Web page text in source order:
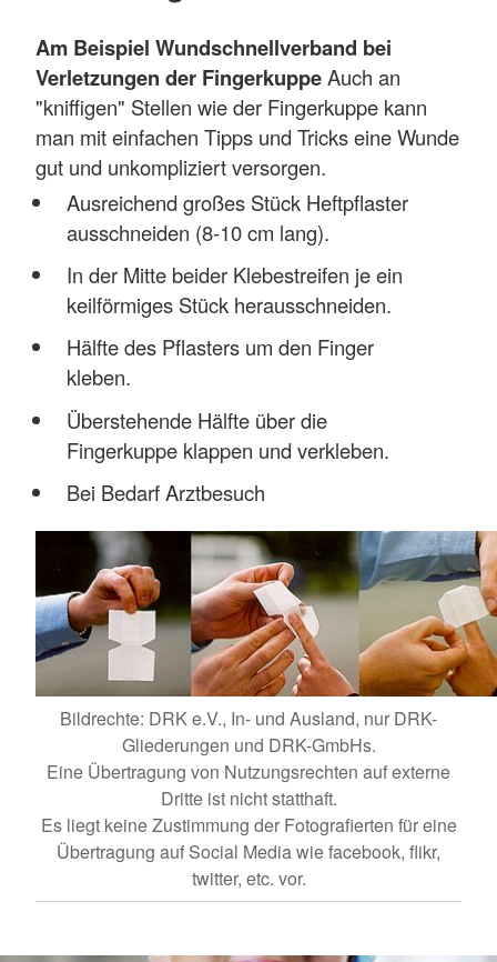
Bildrechte: DRK e.V., In- und Ausland, nur DRK-
Gliederungen und DRK-GmbHs.
Eine Übertragung von Nutzungsrechten auf externe
Dritte ist nicht statthaft.
Es liegt keine Zustimmung der Fotografierten für eine
Übertragung auf Social Media wie facebook, flikr,
twitter, etc. vor.
Am Beispiel Wundschnellverband bei
Verletzungen der FingerkuppeAuch an
"kniffigen" Stellen wie der Fingerkuppe kann
man mit einfachen Tipps und Tricks eine Wunde
gut und unkompliziert versorgen.
Ausreichend großes Stück Heftpflaster
ausschneiden (8-10 cm lang).
In der Mitte beider Klebestreifen je ein
keilförmiges Stück herausschneiden.
Hälfte des Pflasters um den Finger
kleben.
Überstehende Hälfte über die
Fingerkuppe klappen und verkleben.
Bei Bedarf Arztbesuch